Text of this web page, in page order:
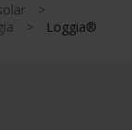
>
>
Loggia®